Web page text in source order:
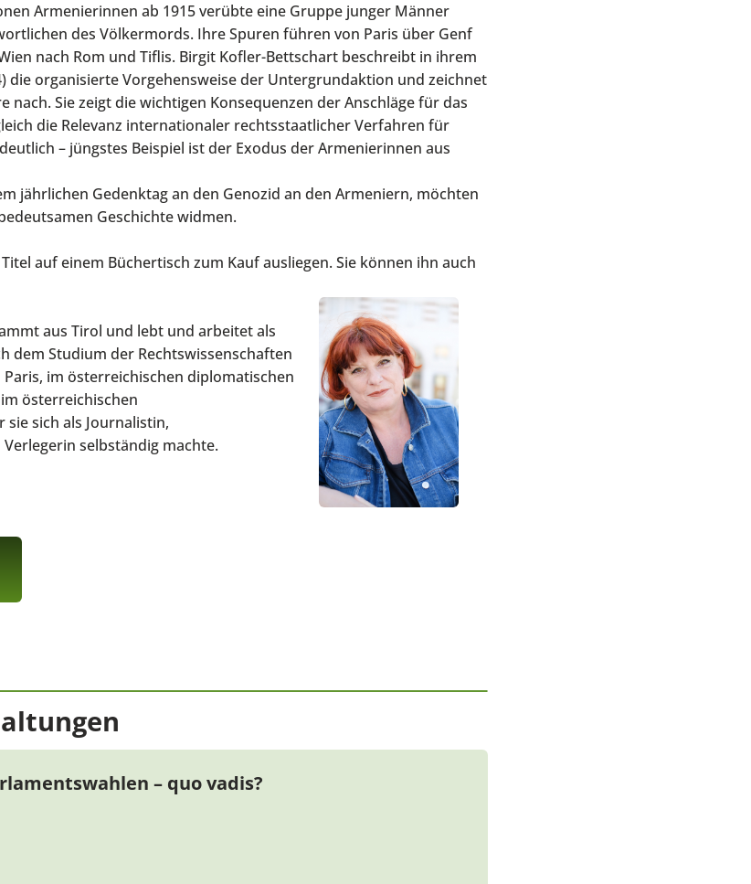
Armenierinnen ab 1915 verübte eine Gruppe junger Männer
des Völkermords. Ihre Spuren führen von Paris über Genf
nach Rom und Tiflis. Birgit Kofler-Bettschart beschreibt in ihrem
die organisierte Vorgehensweise der Untergrundaktion und zeichnet
nach. Sie zeigt die wichtigen Konsequenzen der Anschläge für das
die Relevanz internationaler rechtsstaatlicher Verfahren für
– jüngstes Beispiel ist der Exodus der Armenierinnen aus
jährlichen Gedenktag an den Genozid an den Armeniern, möchten
Geschichte widmen.
auf einem Büchertisch zum Kauf ausliegen. Sie können ihn auch
aus Tirol und lebt und arbeitet als
dem Studium der Rechtswissenschaften
Paris, im österreichischen diplomatischen
österreichischen
sich als Journalistin,
selbständig machte.
– quo vadis?